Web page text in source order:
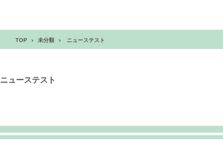
TOP 未分類 ニューステスト
ニューステスト